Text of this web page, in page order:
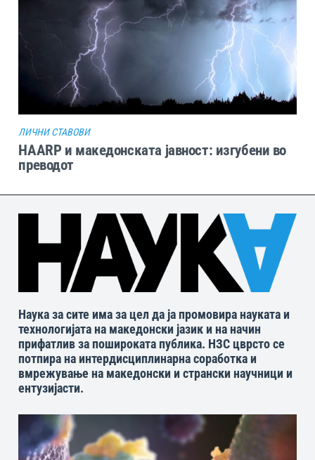
ЛИЧНИ СТАВОВИ
HAARP и македонската јавност: изгубени во
преводот
Наука за сите има за цел да ја промовира науката и
технологијата на македонски јазик и на начин
прифатлив за пошироката публика. НЗС цврсто се
потпира на интердисциплинарна соработка и
вмрежување на македонски и странски научници и
ентузијасти.